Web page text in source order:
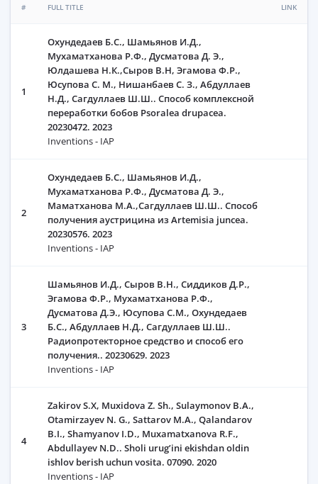
# FULL TITLE LINK
1
Охундедаев Б.С., Шамьянов И.Д.,
Мухаматханова Р.Ф., Дусматова Д. Э.,
Юлдашева Н.К.,Сыров В.Н, Эгамова Ф.Р.,
Юсупова С. М., Нишанбаев С. З., Абдуллаев
Н.Д., Сагдуллаев Ш.Ш.. Способ комплексной
переработки бобов Psoralea drupacea.
20230472. 2023
Inventions - IAP
2
Охундедаев Б.С., Шамьянов И.Д.,
Мухаматханова Р.Ф., Дусматова Д. Э.,
Маматханова М.А.,Сагдуллаев Ш.Ш.. Способ
получения аустрицина из Artemisia juncea.
20230576. 2023
Inventions - IAP
3
Шамьянов И.Д., Сыров В.Н., Сиддиков Д.Р.,
Эгамова Ф.Р., Мухаматханова Р.Ф.,
Дусматова Д.Э., Юсупова С.М., Охундедаев
Б.С., Абдуллаев Н.Д., Сагдуллаев Ш.Ш..
Радиопротекторное средство и способ его
получения.. 20230629. 2023
Inventions - IAP
4
Zakirov S.X, Muxidova Z. Sh., Sulaymonov B.A.,
Otamirzayev N. G., Sattarov M.A., Qalandarov
B.I., Shamyanov I.D., Muxamatxanova R.F.,
Abdullayev N.D.. Sholi urug’ini ekishdan oldin
ishlov berish uchun vosita. 07090. 2020
Inventions - IAP